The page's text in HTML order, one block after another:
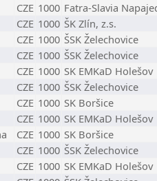
CZE 1000 Fatra-Slavia
CZE 1000 ŠK Zlín, z.s.
CZE 1000 ŠSK Želechovice
CZE 1000 ŠSK Želechovice
CZE 1000 SK EMKaD Holešov
CZE 1000 ŠSK Želechovice
CZE 1000 SK Boršice
CZE 1000 SK EMKaD Holešov
CZE 1000 SK Boršice
CZE 1000 ŠSK Želechovice
CZE 1000 SK EMKaD Holešov